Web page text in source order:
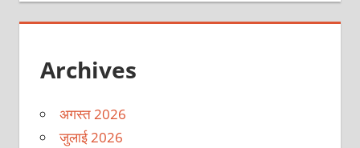
Archives
अगस्त 2026
जुलाई 2026